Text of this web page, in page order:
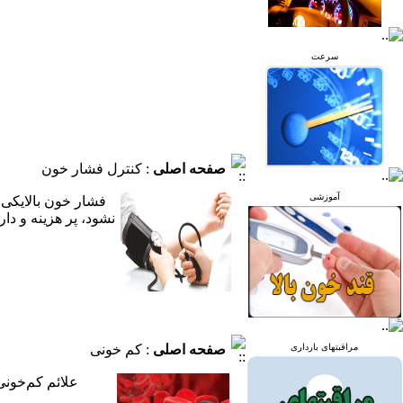
سرعت
آموزشی
مراقبتهای بارداری
صفحه اصلی : کنترل فشار خون
فشار خون
نشود، پر هزینه و
صفحه اصلی : کم خونی
علائم